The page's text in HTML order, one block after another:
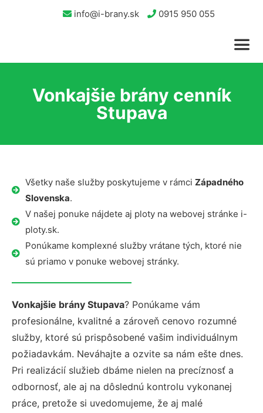
info@i-brany.sk 0915 950 055
Vonkajšie brány cenník
Stupava
Všetky naše služby poskytujeme v rámci Západného
Slovenska.
V našej ponuke nájdete aj ploty na webovej stránke i-
ploty.sk.
Ponúkame komplexné služby vrátane tých, ktoré nie
sú priamo v ponuke webovej stránky.
Vonkajšie brány Stupava? Ponúkame vám
profesionálne, kvalitné a zároveň cenovo rozumné
služby, ktoré sú prispôsobené vašim individuálnym
požiadavkám. Neváhajte a ozvite sa nám ešte dnes.
Pri realizácií služieb dbáme nielen na precíznosť a
odbornosť, ale aj na dôslednú kontrolu vykonanej
práce, pretože si uvedomujeme, že aj malé